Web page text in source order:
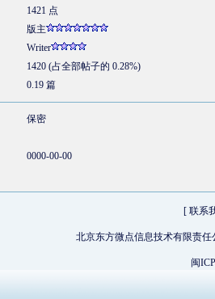
1421 点
版主
Writer
1420 (占全部帖子的 0.28%)
0.19 篇
保密
0000-00-00
[ 联系
北京东方微点信息技术有限责
闽